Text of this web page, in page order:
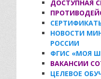
ДОСТУПНАЯ
НОВОСТИ
РОССИИ
ФГИС «МОЯ
ВАКАНСИИ
ЦЕЛЕВОЕ